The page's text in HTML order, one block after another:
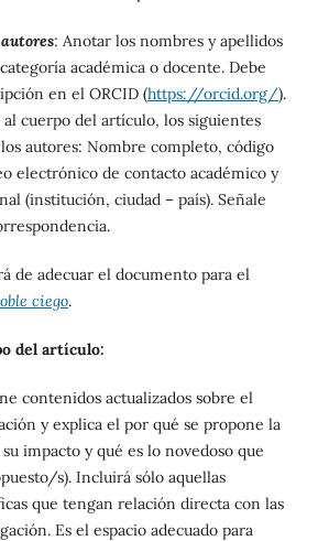
: Anotar los nombres y apellidos
académica o docente. Debe
en el ORCID (https://orcid.org/).
cuerpo del artículo, los siguientes
autores: Nombre completo, código
electrónico de contacto académico y
(institución, ciudad – país). Señale
de adecuar el documento para el
ciego.
del artículo:
contenidos actualizados sobre el
y explica el por qué se propone la
impacto y qué es lo novedoso que
s). Incluirá sólo aquellas
que tengan relación directa con las
Es el espacio adecuado para